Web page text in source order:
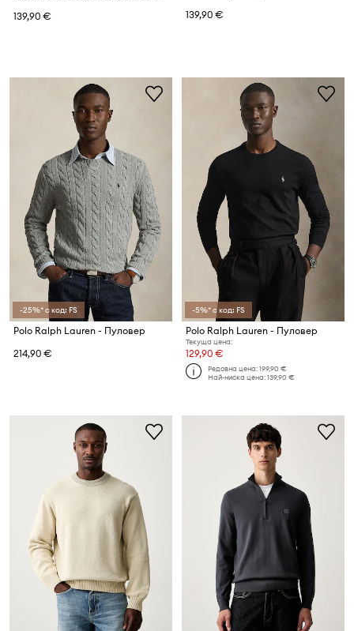
139,90 €
139,90 €
-25%* с код: FS
Polo Ralph Lauren - Пуловер
214,90 €
-5%* с код: FS
Polo Ralph Lauren - Пуловер
Текуща цена:
129,90 €
Редовна цена:199,90 €
Най-ниска цена:139,90 €